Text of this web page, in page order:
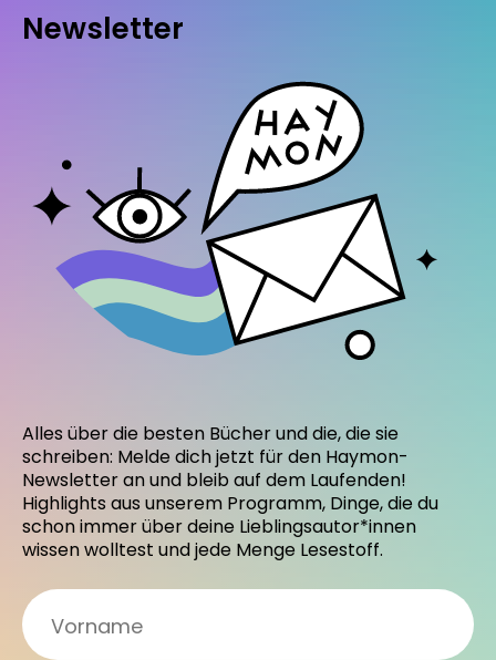
Newsletter
Alles über die besten Bücher und die, die sie
schreiben: Melde dich jetzt für den Haymon-
Newsletter an und bleib auf dem Laufenden!
Highlights aus unserem Programm, Dinge, die du
schon immer über deine Lieblingsautor*innen
wissen wolltest und jede Menge Lesestoff.